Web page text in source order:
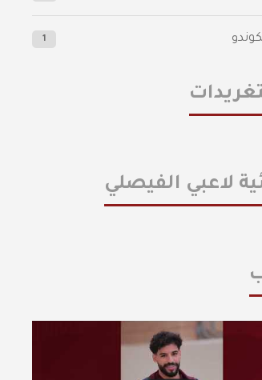
1
لاعبي الفيصلي